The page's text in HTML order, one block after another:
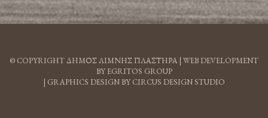
© COPYRIGHT ΔΗΜΟΣ ΛΙΜΝΗΣ ΠΛΑΣΤΗΡΑ | WEB DEVELOPMENT
BY EGRITOS GROUP
| GRAPHICS DESIGN BY CIRCUS DESIGN STUDIO